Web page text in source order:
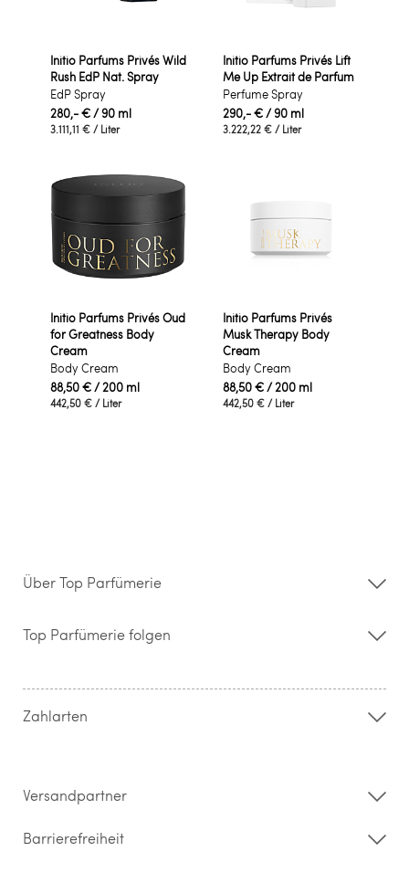
Initio Parfums Privés Wild
Rush EdP Nat. Spray
EdP Spray
280,- €/ 90 ml
3.111,11 € / Liter
Initio Parfums Privés Lift
Me Up Extrait de Parfum
Perfume Spray
290,- €/ 90 ml
3.222,22 € / Liter
Initio Parfums Privés Oud
for Greatness Body
Cream
Body Cream
88,50 €/ 200 ml
442,50 € / Liter
Initio Parfums Privés
Musk Therapy Body
Cream
Body Cream
88,50 €/ 200 ml
442,50 € / Liter
Über Top Parfümerie
Storefinder
Kontakt
Widerrufsrecht & Rückgabebedingungen
Top Parfümerie folgen
Zahlarten
Versandpartner
Barrierefreiheit